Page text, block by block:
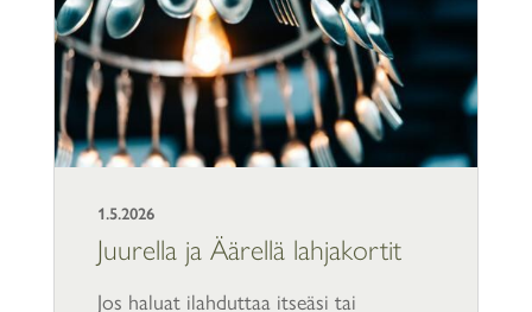
Juurella ja Äärellä lahjakortit
1.5.2026
Jos haluat ilahduttaa itseäsi tai